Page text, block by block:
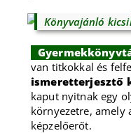
Könyvajánló
van titkokkal és
ismeretterjesztő
kaput nyitnak egy
környezetre, amely
képzelőerőt.